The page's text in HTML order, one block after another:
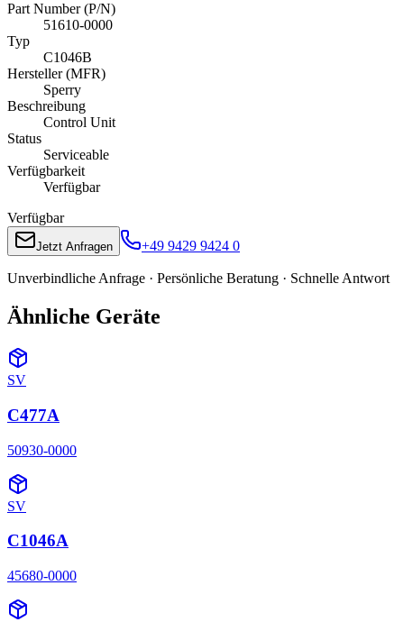
Part Number (P/N)
51610-0000
Typ
C1046B
Hersteller (MFR)
Sperry
Beschreibung
Control Unit
Status
Serviceable
Verfügbarkeit
Verfügbar
Verfügbar
Jetzt Anfragen +49 9429 9424 0
Unverbindliche Anfrage · Persönliche Beratung · Schnelle Antwort
Ähnliche Geräte
SV
C477A
50930-0000
SV
C1046A
45680-0000